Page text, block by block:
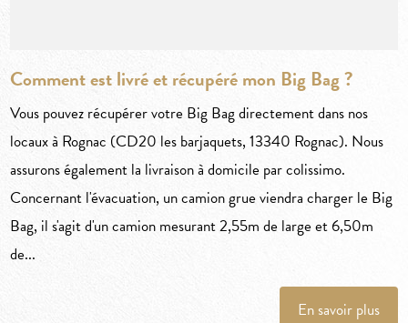
Comment est livré et récupéré mon Big Bag ?
Vous pouvez récupérer votre Big Bag directement dans nos
locaux à Rognac (CD20 les barjaquets, 13340 Rognac). Nous
assurons également la livraison à domicile par colissimo.
Concernant l'évacuation, un camion grue viendra charger le Big
Bag, il s'agit d'un camion mesurant 2,55m de large et 6,50m
de...
En savoir plus